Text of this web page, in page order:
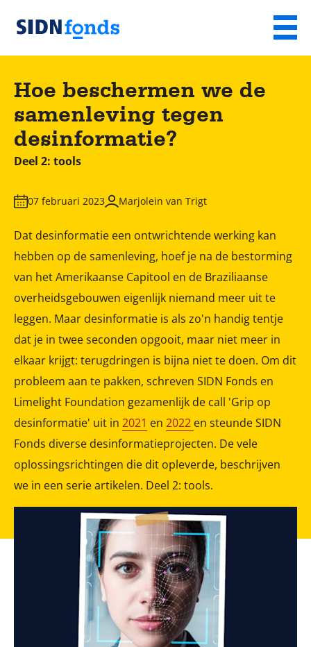
Sla de navigatie over en ga naar de inhoud
SIDN
fonds
Menu
Hoe beschermen we de
samenleving tegen
desinformatie?
Deel 2: tools
07 februari 2023 Marjolein van Trigt
Dat desinformatie een ontwrichtende werking kan
hebben op de samenleving, hoef je na de bestorming
van het Amerikaanse Capitool en de Braziliaanse
overheidsgebouwen eigenlijk niemand meer uit te
leggen. Maar desinformatie is als zo'n handig tentje
dat je in twee seconden opgooit, maar niet meer in
elkaar krijgt: terugdringen is bijna niet te doen. Om dit
probleem aan te pakken, schreven SIDN Fonds en
Limelight Foundation gezamenlijk de call 'Grip op
desinformatie' uit in 2021 en 2022 en steunde SIDN
Fonds diverse desinformatieprojecten. De vele
oplossingsrichtingen die dit opleverde, beschrijven
we in een serie artikelen. Deel 2: tools.